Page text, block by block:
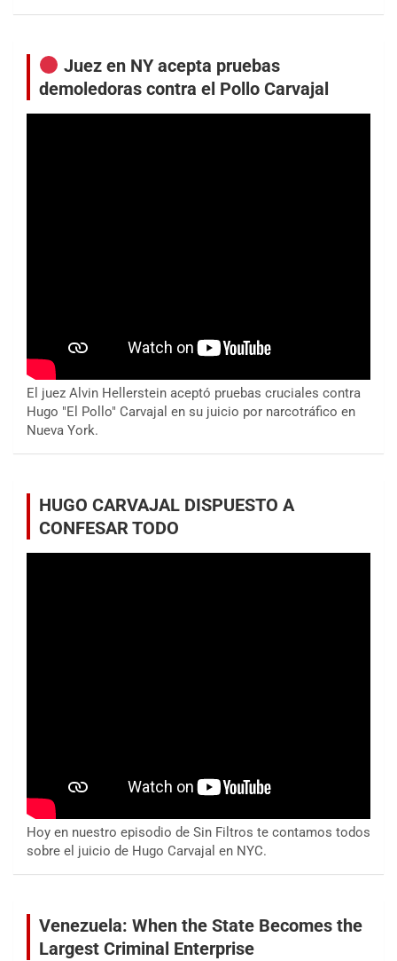
Juez en NY acepta pruebas
demoledoras contra el Pollo Carvajal
El juez Alvin Hellerstein aceptó pruebas cruciales contra
Hugo "El Pollo" Carvajal en su juicio por narcotráfico en
Nueva York.
HUGO CARVAJAL DISPUESTO A
CONFESAR TODO
Hoy en nuestro episodio de Sin Filtros te contamos todos
sobre el juicio de Hugo Carvajal en NYC.
Venezuela: When the State Becomes the
Largest Criminal Enterprise